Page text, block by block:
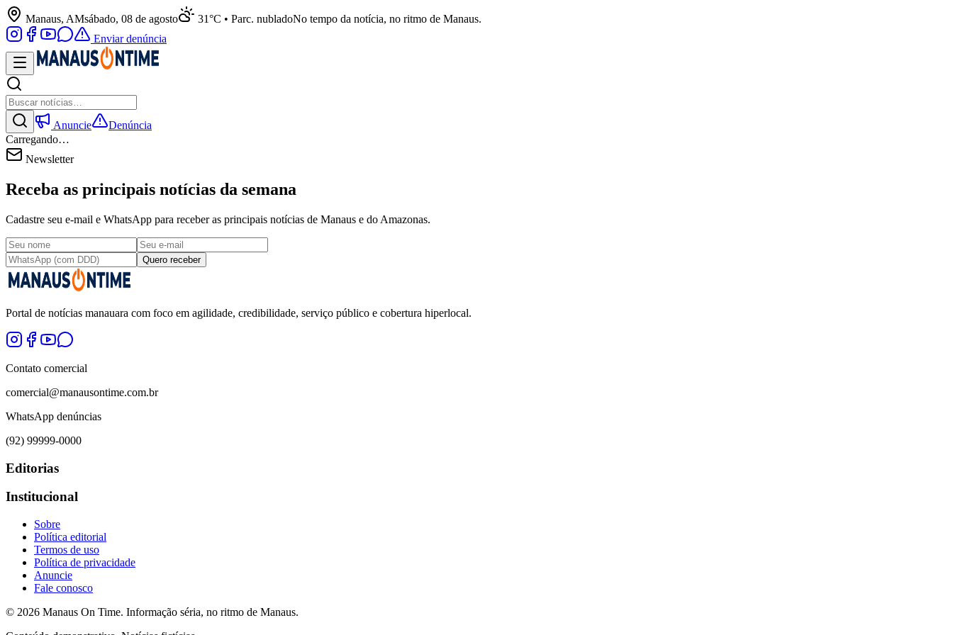
Manaus, AMsábado, 08 de agosto 31°C • Parc. nubladoNo tempo da notícia, no ritmo de Manaus.
Enviar denúncia
Anuncie
Denúncia
Carregando…
Newsletter
Receba as principais notícias da semana
Cadastre seu e-mail e WhatsApp para receber as principais notícias de Manaus e do Amazonas.
Quero receber
Portal de notícias manauara com foco em agilidade, credibilidade, serviço público e cobertura hiperlocal.
Contato comercial
comercial@manausontime.com.br
WhatsApp denúncias
(92) 99999-0000
Editorias
Institucional
Sobre
Política editorial
Termos de uso
Política de privacidade
Anuncie
Fale conosco
© 2026 Manaus On Time. Informação séria, no ritmo de Manaus.